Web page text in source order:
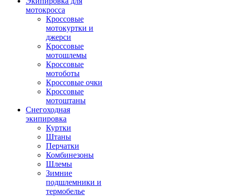
мотокросса
Кроссовые
мотокуртки и
джерси
Кроссовые
мотошлемы
Кроссовые
мотоботы
Кроссовые очки
Кроссовые
мотоштаны
Снегоходная
экипировка
Куртки
Штаны
Перчатки
Комбинезоны
Шлемы
Зимние
подшлемники и
термобелье